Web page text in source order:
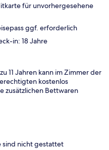
für unvorhergesehene
ggf. erforderlich
in: 18 Jahre
11 Jahren kann im Zimmer der
kostenlos
zusätzlichen Bettwaren
sind nicht gestattet